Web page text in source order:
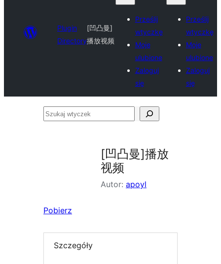
Plugin
Directory
[凹凸曼]
播放视频
Prześlij
wtyczkę
Moje
ulubione
Zaloguj
się
Prześlij
wtyczkę
Moje
ulubione
Zaloguj
się
Szukaj
[凹凸曼]播放
视频
Autor: apoyl
Pobierz
Szczegóły